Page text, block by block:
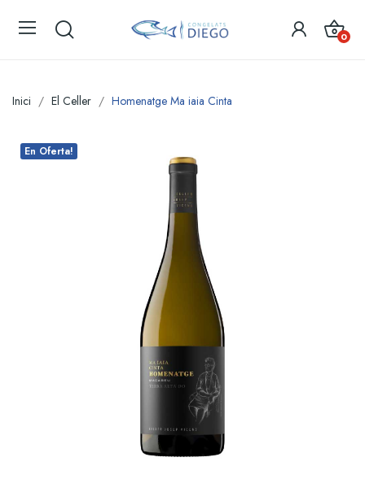
0
Inici El Celler Homenatge Ma iaia Cinta
En Oferta!